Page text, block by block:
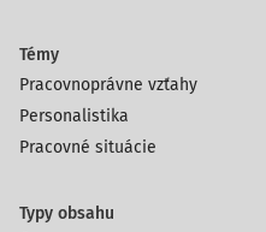
Témy
Pracovnoprávne vzťahy
Personalistika
Pracovné situácie
Typy obsahu